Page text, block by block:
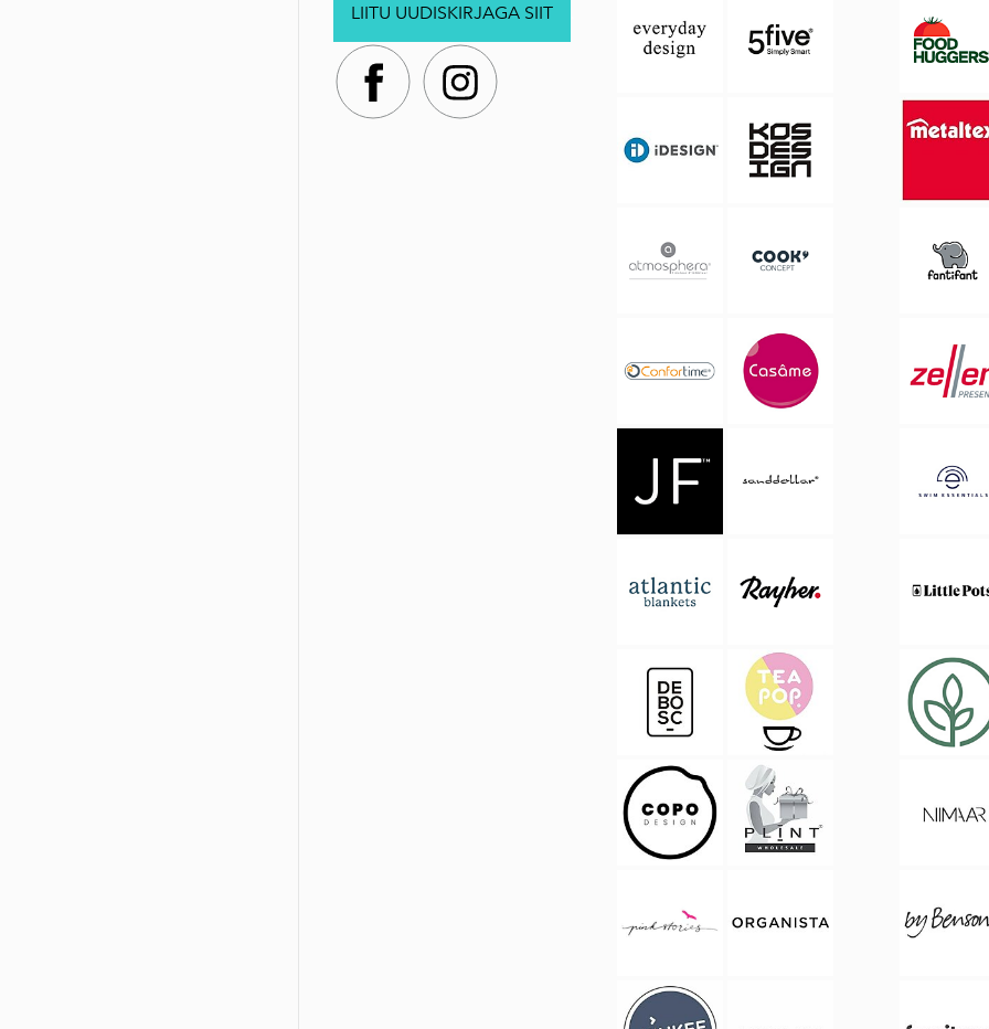
LIITU UUDISKIRJAGA SIIT